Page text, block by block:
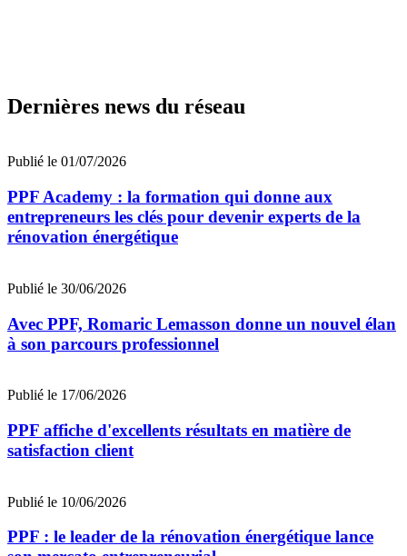
Dernières news du réseau
Publié le 01/07/2026
PPF Academy : la formation qui donne aux
entrepreneurs les clés pour devenir experts de la
rénovation énergétique
Publié le 30/06/2026
Avec PPF, Romaric Lemasson donne un nouvel élan
à son parcours professionnel
Publié le 17/06/2026
PPF affiche d'excellents résultats en matière de
satisfaction client
Publié le 10/06/2026
PPF : le leader de la rénovation énergétique lance